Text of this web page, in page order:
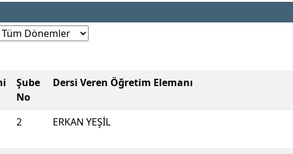
Şube
No
Dersi Veren Öğretim Elemanı
2 ERKAN YEŞİL